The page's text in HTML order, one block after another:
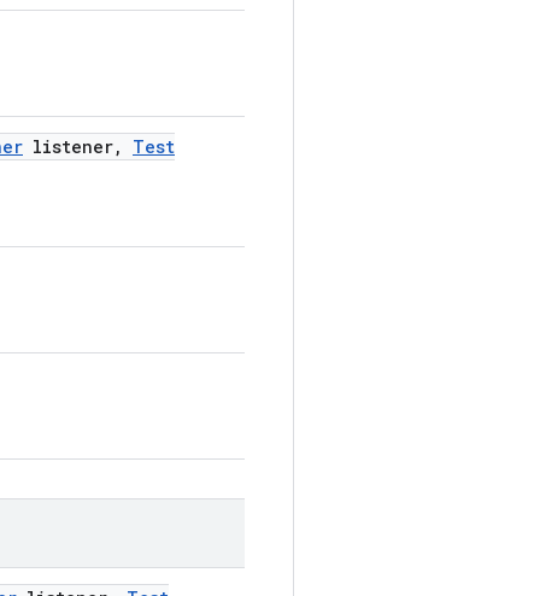
listener,
Test